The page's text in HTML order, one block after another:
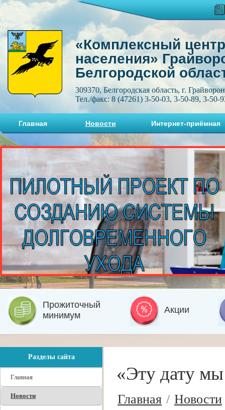
«Комплексный
населения»
Белгородской
309370, Белгородская область, г.
Тел./факс: 8 (47261) 3-50-03, 3-50-89, 3-50-
Главная Новости Интернет-приёмная
Прожиточный
минимум
Акции
Разделы сайта
Главная
Новости
«Эту дату
Главная / Новости